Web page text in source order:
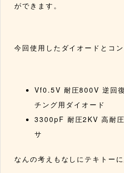
ができます。
今回使用したダイオードとコン
Vf0.5V 耐圧800V 逆回
チング用ダイオード
3300pF 耐圧2KV 高耐
サ
なんの考えもなしにテキトーに